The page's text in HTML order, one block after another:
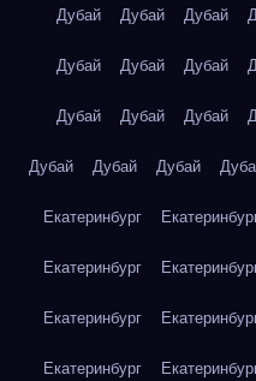
Дубай Дубай Дубай
Дубай Дубай Дубай
Дубай Дубай Дубай
Дубай Дубай Дубай
Екатеринбург
Екатеринбург
Екатеринбург
Екатеринбург